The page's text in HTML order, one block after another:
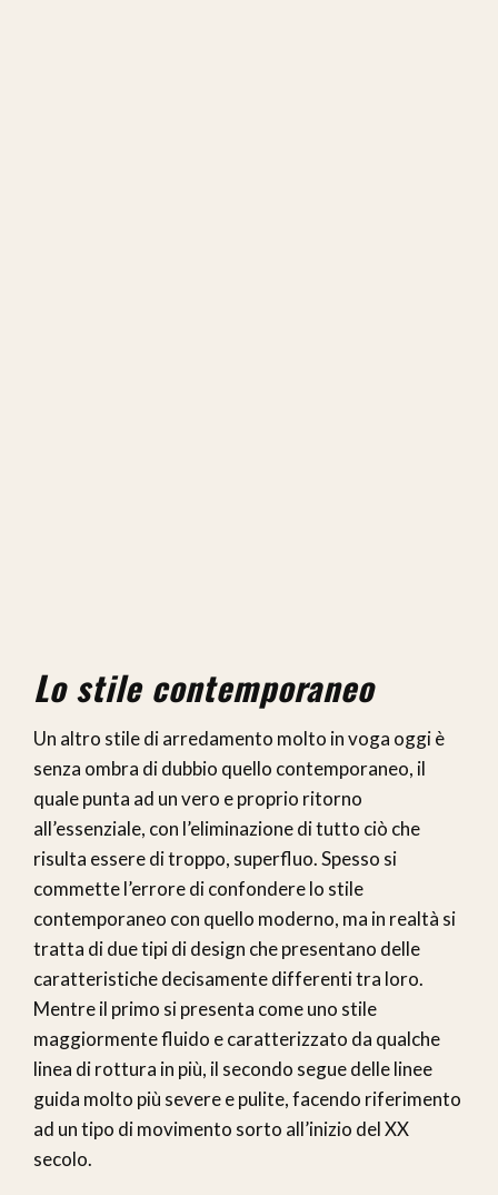
Lo stile contemporaneo
Un altro stile di arredamento molto in voga oggi è
senza ombra di dubbio quello contemporaneo, il
quale punta ad un vero e proprio ritorno
all’essenziale, con l’eliminazione di tutto ciò che
risulta essere di troppo, superfluo. Spesso si
commette l’errore di confondere lo stile
contemporaneo con quello moderno, ma in realtà si
tratta di due tipi di design che presentano delle
caratteristiche decisamente differenti tra loro.
Mentre il primo si presenta come uno stile
maggiormente fluido e caratterizzato da qualche
linea di rottura in più, il secondo segue delle linee
guida molto più severe e pulite, facendo riferimento
ad un tipo di movimento sorto all’inizio del XX
secolo.